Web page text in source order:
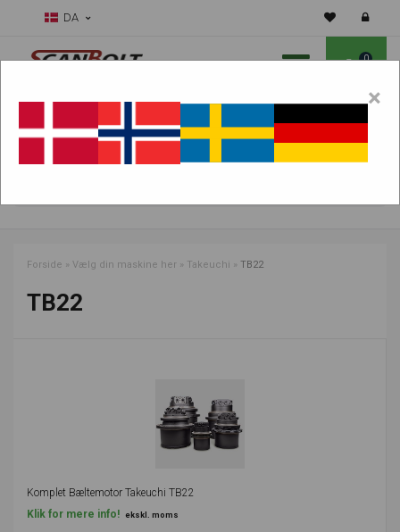
DA
0
Forside » Vælg din maskine her » Takeuchi » TB22
TB22
Komplet Bæltemotor Takeuchi TB22
Klik for mere info! ekskl. moms
×